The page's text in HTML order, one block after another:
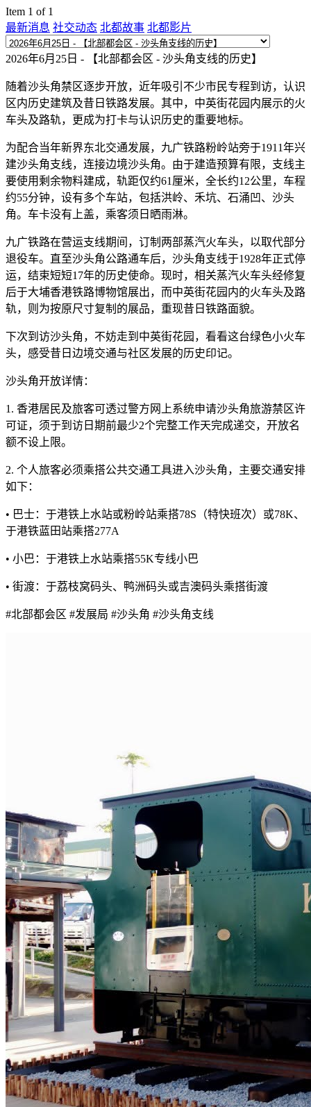
Item 1 of 1
最新消息 社交动态 北都故事 北都影片
2026年6月25日 - 【北部都会区 - 沙头角支线的历史】
随着沙头角禁区逐步开放，近年吸引不少市民专程到访，认识
区内历史建筑及昔日铁路发展。其中，中英街花园内展示的火
车头及路轨，更成为打卡与认识历史的重要地标。
为配合当年新界东北交通发展，九广铁路粉岭站旁于1911年兴
建沙头角支线，连接边境沙头角。由于建造预算有限，支线主
要使用剩余物料建成，轨距仅约61厘米，全长约12公里，车程
约55分钟，设有多个车站，包括洪岭、禾坑、石涌凹、沙头
角。车卡没有上盖，乘客须日晒雨淋。
九广铁路在营运支线期间，订制两部蒸汽火车头，以取代部分
退役车。直至沙头角公路通车后，沙头角支线于1928年正式停
运，结束短短17年的历史使命。现时，相关蒸汽火车头经修复
后于大埔香港铁路博物馆展出，而中英街花园内的火车头及路
轨，则为按原尺寸复制的展品，重现昔日铁路面貌。
下次到访沙头角，不妨走到中英街花园，看看这台绿色小火车
头，感受昔日边境交通与社区发展的历史印记。
沙头角开放详情：
1. 香港居民及旅客可透过警方网上系统申请沙头角旅游禁区许
可证，须于到访日期前最少2个完整工作天完成递交，开放名
额不设上限。
2. 个人旅客必须乘搭公共交通工具进入沙头角，主要交通安排
如下：
• 巴士：于港铁上水站或粉岭站乘搭78S（特快班次）或78K、
于港铁蓝田站乘搭277A
• 小巴：于港铁上水站乘搭55K专线小巴
• 街渡：于荔枝窝码头、鸭洲码头或吉澳码头乘搭街渡
#北部都会区 #发展局 #沙头角 #沙头角支线